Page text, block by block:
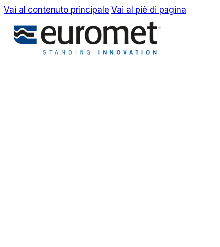
Vai al contenuto principale Vai al piè di pagina
IT
EN